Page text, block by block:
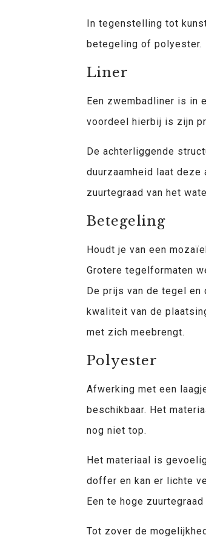
In tegenstelling tot
betegeling of polyester.
Liner
Een zwembadliner is in
voordeel hierbij is zijn
De achterliggende
duurzaamheid laat
zuurtegraad van het
Betegeling
Houdt je van een
Grotere tegelformaten
De prijs van de tegel en
kwaliteit van de
met zich meebrengt.
Polyester
Afwerking met een
beschikbaar. Het
nog niet top.
Het materiaal is
doffer en kan er lichte
Een te hoge
Tot zover de